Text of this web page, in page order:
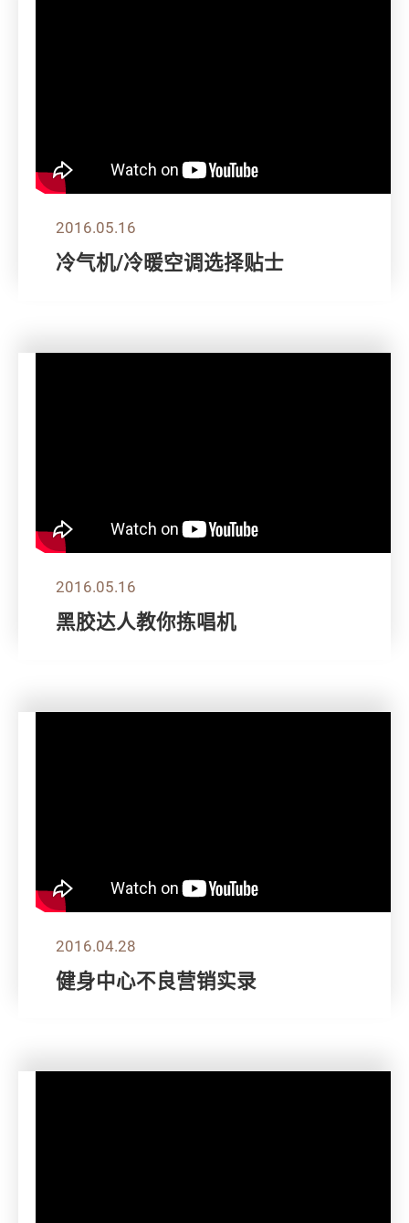
2016.05.16
冷气机/冷暖空调选择贴士
2016.05.16
黑胶达人教你拣唱机
2016.04.28
健身中心不良营销实录